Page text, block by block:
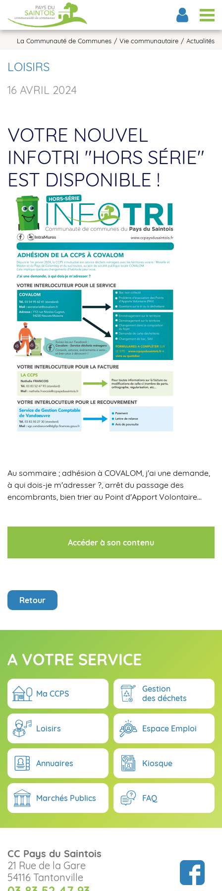
La Communauté de Communes Vie communautaire Actualités
LOISIRS
16 AVRIL 2024
VOTRE NOUVEL
INFOTRI "HORS SÉRIE"
EST DISPONIBLE !
Au sommaire ; adhésion à COVALOM, j'ai une demande,
à qui dois-je m'adresser ?, arrêt du passage des
encombrants, bien trier au Point d'Apport Volontaire...
Accéder à son contenu
Retour
A VOTRE SERVICE
Ma CCPS
Gestion
des déchets
Loisirs Espace Emploi
Annuaires Kiosque
Marchés Publics FAQ
CC Pays du Saintois
21 Rue de la Gare
54116 Tantonville